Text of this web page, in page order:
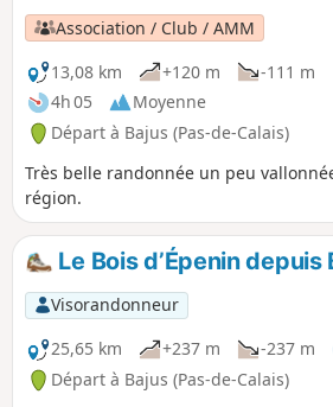
Association / Club / AMM
13,08 km
+120 m
-111 m
4h 05
Moyenne
Départ à Bajus (Pas-de-Calais)
Très belle randonnée un peu
région.
Le Bois d’Épenin depuis
Visorandonneur
25,65 km
+237 m -237 m
Départ à Bajus (Pas-de-Calais)